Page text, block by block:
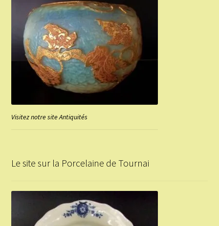
Visitez notre site Antiquités
Le site sur la Porcelaine de Tournai